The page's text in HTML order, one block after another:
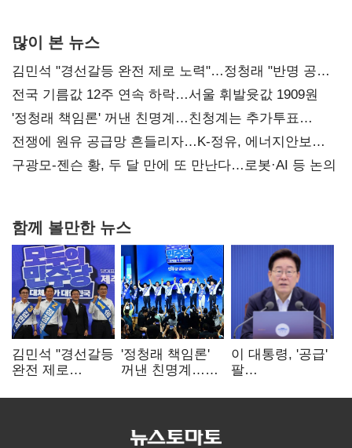
많이 본 뉴스
김민석 "경선갈등 완전 제로 노력"…정청래 "반명 공세
사과부터"
전국 기름값 12주 연속 하락…서울 휘발윳값 1909원
'정청래 책임론' 꺼낸 친명계…친청계는 추가투표
때리기
전쟁에 원유 공급망 흔들리자…K-정유, 에너지안보
핵심으로 재부상
구광모-젠슨 황, 두 달 만에 또 만난다…로봇·AI 등 논의
함께 볼만한 뉴스
김민석 "경선갈등
완전 제로
"반명 공세
'정청래 책임론'
꺼낸 친명계…
추가투표 때리기
이 대통령, '공급'
팔
여 내부선